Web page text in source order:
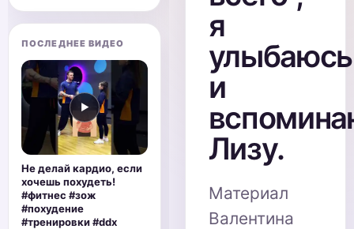
я
улыбаюсь
и
Лизу.
Материал
Валентина
ПОСЛЕДНЕЕ ВИДЕО
▶
Не делай кардио, если
хочешь похудеть!
#фитнес #зож
#похудение
#тренировки #ddx